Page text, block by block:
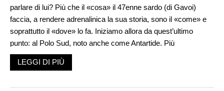
parlare di lui? Più che il «cosa» il 47enne sardo (di Gavoi)
faccia, a rendere adrenalinica la sua storia, sono il «come» e
soprattutto il «dove» lo fa. Iniziamo allora da quest’ultimo
punto: al Polo Sud, noto anche come Antartide. Più
precisamente sulla stazione di ricerca Concordia, dove la
temperatura media annuale è di -54° e durante l’inverno artico
LEGGI DI PIÙ